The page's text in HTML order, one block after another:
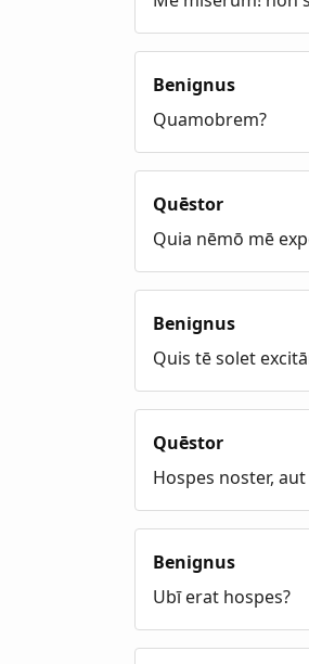
Benignus
Quamobrem?
Quēstor
Quia nēmō mē
Benignus
Quis tē solet
Quēstor
Hospes noster,
Benignus
Ubī erat hospes?